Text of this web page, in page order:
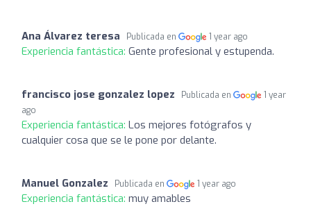
Ana Álvarez teresa Publicada en 1 year ago
Experiencia fantástica: Gente profesional y estupenda.
francisco jose gonzalez lopez Publicada en
1 year
ago
Experiencia fantástica: Los mejores fotógrafos y
cualquier cosa que se le pone por delante.
Manuel Gonzalez Publicada en 1 year ago
Experiencia fantástica: muy amables